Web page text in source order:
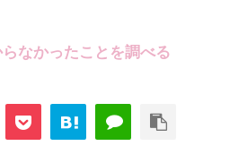
なかったことを調べる